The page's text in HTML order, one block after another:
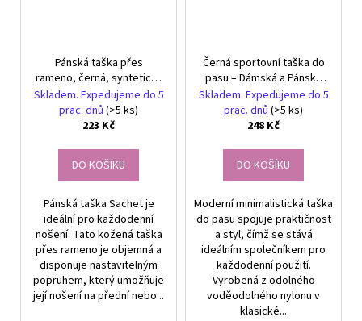
Pánská taška přes
rameno, černá, syntetický
materiál Nylon-Oxford,
19x24x7 cm
Skladem. Expedujeme do 5
prac. dnů (>5 ks)
223 Kč
DO KOŠÍKU
Pánská taška Sachet je
ideální pro každodenní
nošení. Tato kožená taška
přes rameno je objemná a
disponuje nastavitelným
popruhem, který umožňuje
její nošení na přední nebo...
Černá sportovní taška do
pasu – Dámská a Pánská
bederní taška pro aktivní
životní styl
Skladem. Expedujeme do 5
prac. dnů (>5 ks)
248 Kč
DO KOŠÍKU
Moderní minimalistická taška
do pasu spojuje praktičnost
a styl, čímž se stává
ideálním společníkem pro
každodenní použití.
Vyrobená z odolného
voděodolného nylonu v
klasické...